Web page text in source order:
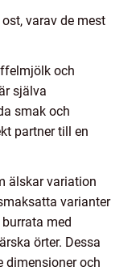
varav de mest
och
själva
smak och
partner till en
älskar variation
varianter
med
örter. Dessa
dimensioner och